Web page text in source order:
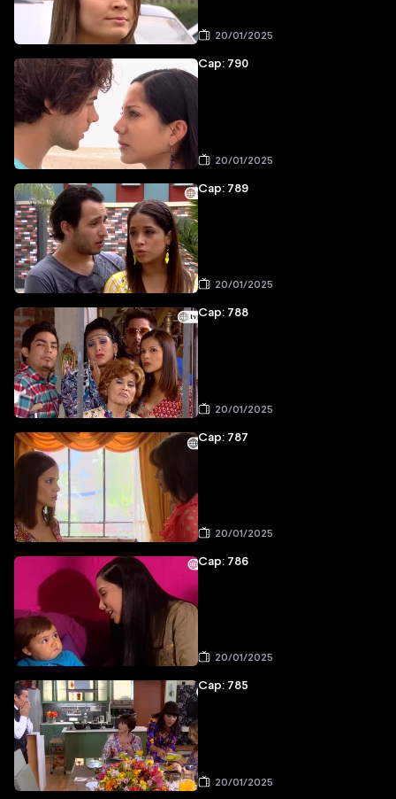
20/01/2025
Cap: 790
20/01/2025
Cap: 789
20/01/2025
Cap: 788
20/01/2025
Cap: 787
20/01/2025
Cap: 786
20/01/2025
Cap: 785
20/01/2025